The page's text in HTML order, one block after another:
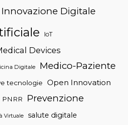
Innovazione Digitale
IoT
Devices
Digitale
Medico-Paziente
tecnologie Open Innovation
PNRR
Prevenzione
Virtuale salute digitale